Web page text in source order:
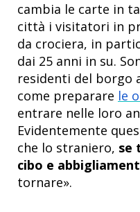
cambia le carte in
città i visitatori in
da crociera, in
dai 25 anni in su.
residenti del borgo
come preparare le
entrare nelle loro
Evidentemente
che lo straniero, se
cibo e
tornare».